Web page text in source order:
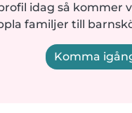
idag så kommer
familjer till
Komma